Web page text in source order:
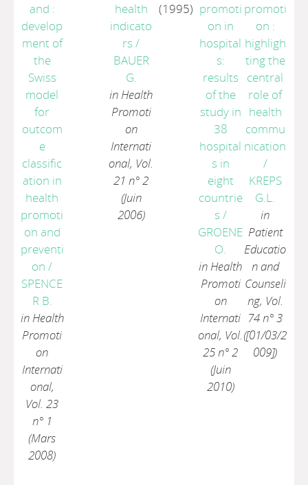
and :
develop
ment of
the
Swiss
model
for
outcom
e
classific
ation in
health
promoti
on and
preventi
on /
SPENCE
R B.
in Health
Promoti
on
Internati
onal,
Vol. 23
n° 1
(Mars
2008)
health
indicato
rs /
BAUER
G.
in Health
Promoti
on
Internati
onal, Vol.
21 n° 2
(Juin
2006)
(1995) promoti
on in
hospital
s:
results
of the
study in
38
hospital
s in
eight
countrie
s /
GROENE
O.
in Health
Promoti
on
Internati
onal, Vol.
25 n° 2
(Juin
2010)
promoti
on :
highligh
ting the
central
role of
health
commu
nication
/
KREPS
G.L.
in
Patient
Educatio
n and
Counseli
ng, Vol.
74 n° 3
([01/03/2
009])